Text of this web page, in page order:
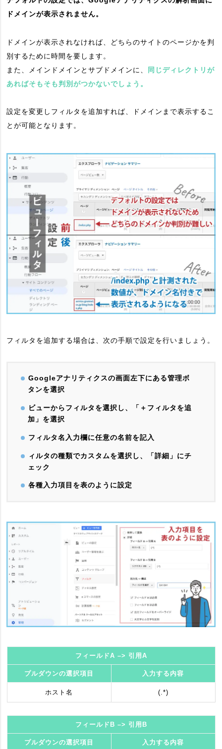
ドメインが表示されません。
ドメインが表示されなければ、どちらのサイトのページかを判
別するために時間を要します。
また、メインドメインとサブドメインに、 同じディレクトリが
あればそもそも判別がつかないでしょう。
設定を変更しフィルタを追加すれば、ドメインまで表示するこ
とが可能となります。
フィルタを追加する場合は、次の手順で設定を行いましょう。
Googleアナリティクスの画面左下にある管理ボ
タンを選択
ビューからフィルタを選択し、「＋フィルタを追
加」を選択
フィルタ名入力欄に任意の名前を記入
ィルタの種類でカスタムを選択し、「詳細」にチ
ェック
各種入力項目を表のように設定
フィールドA –> 引用A
プルダウンの選択項目 入力する内容
ホスト名 (.*)
フィールドB –> 引用B
プルダウンの選択項目 入力する内容